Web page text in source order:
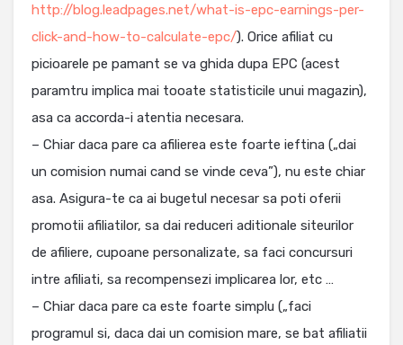
http://blog.leadpages.net/what-is-epc-earnings-per-
click-and-how-to-calculate-epc/). Orice afiliat cu
picioarele pe pamant se va ghida dupa EPC (acest
paramtru implica mai tooate statisticile unui magazin),
asa ca accorda-i atentia necesara.
– Chiar daca pare ca afilierea este foarte ieftina („dai
un comision numai cand se vinde ceva”), nu este chiar
asa. Asigura-te ca ai bugetul necesar sa poti oferii
promotii afiliatilor, sa dai reduceri aditionale siteurilor
de afiliere, cupoane personalizate, sa faci concursuri
intre afiliati, sa recompensezi implicarea lor, etc …
– Chiar daca pare ca este foarte simplu („faci
programul si, daca dai un comision mare, se bat afiliatii